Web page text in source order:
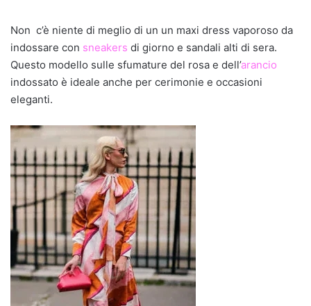
Non c’è niente di meglio di un un maxi dress vaporoso da
indossare con sneakers di giorno e sandali alti di sera.
Questo modello sulle sfumature del rosa e dell’arancio
indossato è ideale anche per cerimonie e occasioni
eleganti.